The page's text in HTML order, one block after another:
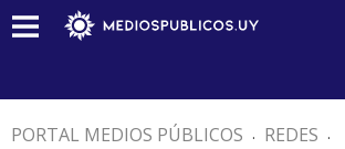
PORTAL MEDIOS PÚBLICOS . REDES .